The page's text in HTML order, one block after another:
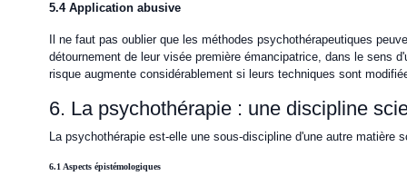
5.4 Application abusive
Il ne faut pas oublier que les méthodes psychothérapeutiques
détournement de leur visée première émancipatrice, dans le sens
risque augmente considérablement si leurs techniques sont
6. La psychothérapie : une discipline
La psychothérapie est-elle une sous-discipline d'une autre
6.1 Aspects épistémologiques